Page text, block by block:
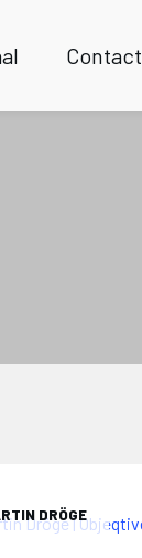
Contact
DRÖGE